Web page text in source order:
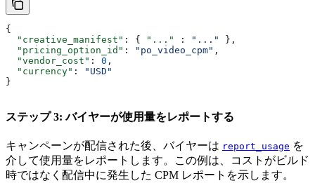
{
  "creative_manifest"
: { "..." : "..."
},
  "pricing_option_id"
: "po_video_cpm" ,
  "vendor_cost"
: 0 ,
  "currency"
:
"USD"
}
ステップ 3: バイヤーが使用量をレポートする
キャンペーンが配信された後、バイヤーは report_usage を
介して使用量をレポートします。この例は、コストがビルド
時ではなく配信中に発生した CPM レポートを示します。